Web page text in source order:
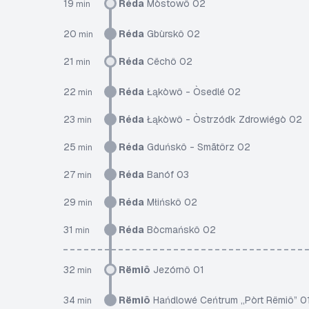
19 min Réda Mòstowô 02
20 min Réda Gbùrskô 02
21 min Réda Cëchô 02
22 min Réda Łąkòwô - Òsedlé 02
23 min Réda Łąkòwô - Òstrzódk Zdrowiégò 02
25 min Réda Gduńskô - Smãtôrz 02
27 min Réda Banóf 03
29 min Réda Młińskô 02
31 min Réda Bòcmańskô 02
32 min Rëmiô Jezórnô 01
34 min Rëmiô Hańdlowé Ceńtrum „Pòrt Rëmiô” 01